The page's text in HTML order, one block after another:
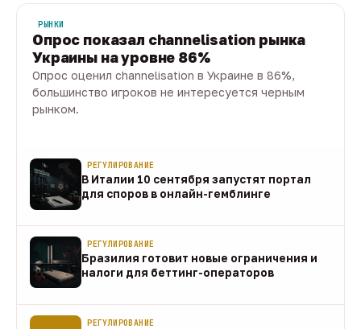
РЫНКИ
Опрос показал channelisation рынка
Украины на уровне 86%
Опрос оценил channelisation в Украине в 86%,
большинство игроков не интересуется черным
рынком.
РЕГУЛИРОВАНИЕ
В Италии 10 сентября запустят портал
для споров в онлайн-гемблинге
РЕГУЛИРОВАНИЕ
Бразилия готовит новые ограничения и
налоги для беттинг-операторов
РЕГУЛИРОВАНИЕ